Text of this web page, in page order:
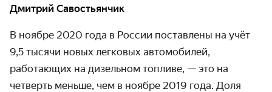
Дмитрий Савостьянчик
В ноябре 2020 года в России поставлены на учёт
9,5 тысячи новых легковых авто­мобилей,
работающих на дизельном топливе, — это на
четверть меньше, чем в ноябре 2019 года. Доля